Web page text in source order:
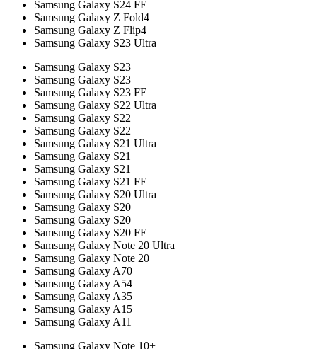
Samsung Galaxy S24 FE
Samsung Galaxy Z Fold4
Samsung Galaxy Z Flip4
Samsung Galaxy S23 Ultra
Samsung Galaxy S23+
Samsung Galaxy S23
Samsung Galaxy S23 FE
Samsung Galaxy S22 Ultra
Samsung Galaxy S22+
Samsung Galaxy S22
Samsung Galaxy S21 Ultra
Samsung Galaxy S21+
Samsung Galaxy S21
Samsung Galaxy S21 FE
Samsung Galaxy S20 Ultra
Samsung Galaxy S20+
Samsung Galaxy S20
Samsung Galaxy S20 FE
Samsung Galaxy Note 20 Ultra
Samsung Galaxy Note 20
Samsung Galaxy A70
Samsung Galaxy A54
Samsung Galaxy A35
Samsung Galaxy A15
Samsung Galaxy A11
Samsung Galaxy Note 10+